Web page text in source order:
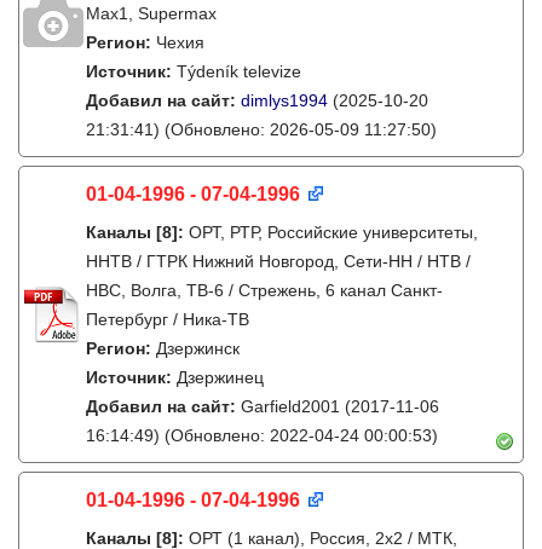
Max1, Supermax
Регион: Чехия
Источник: Týdeník televize
Добавил на сайт: dimlys1994 (2025-10-20
21:31:41) (Обновлено: 2026-05-09 11:27:50)
01-04-1996 - 07-04-1996
Каналы [8]: ОРТ, РТР, Российские университеты,
ННТВ / ГТРК Нижний Новгород, Сети-НН / НТВ /
НВС, Волга, ТВ-6 / Стрежень, 6 канал Санкт-
Петербург / Ника-ТВ
Регион: Дзержинск
Источник: Дзержинец
Добавил на сайт: Garfield2001 (2017-11-06
16:14:49) (Обновлено: 2022-04-24 00:00:53)
01-04-1996 - 07-04-1996
Каналы [8]: ОРТ (1 канал), Россия, 2x2 / МТК,